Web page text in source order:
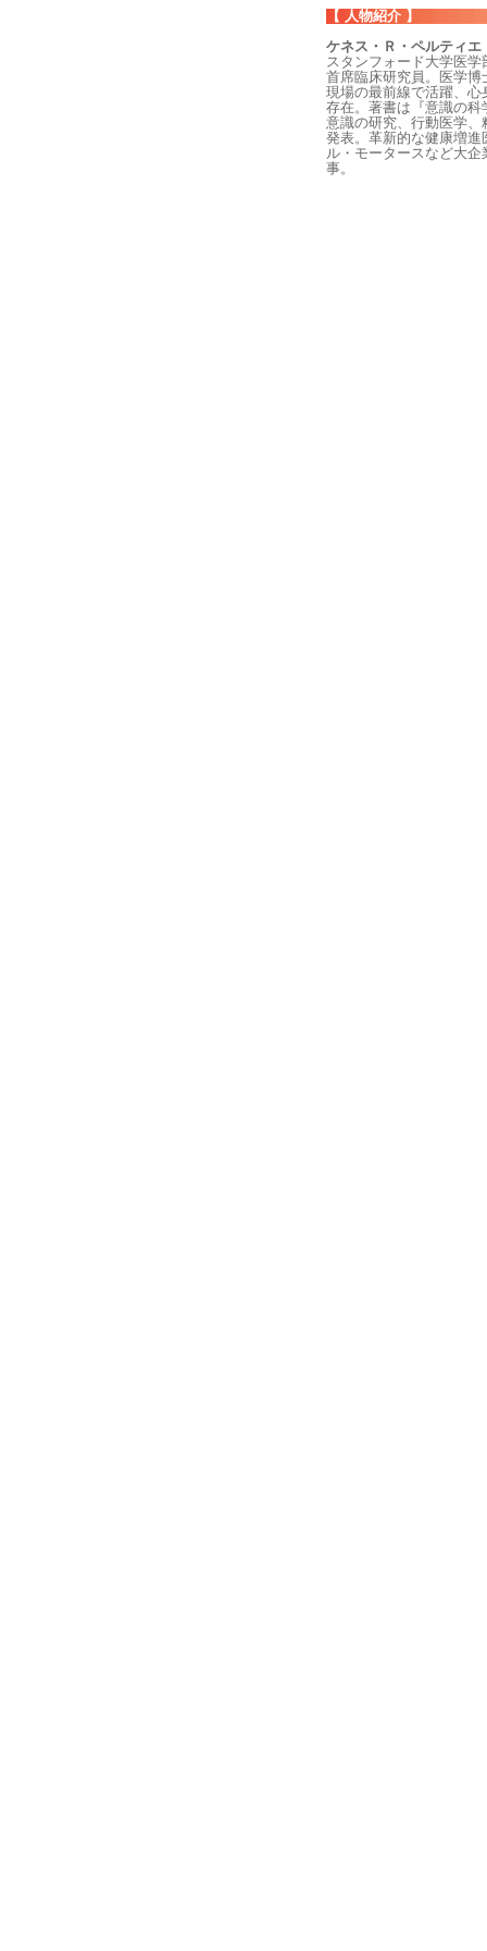
【 人物紹介 】
ケネス・Ｒ・ペルティ
スタンフォード大学医
首席臨床研究員。医学
現場の最前線で活躍、
存在。著書は『意識の
意識の研究、行動医学
発表。革新的な健康増
ル・モータースなど大
事。